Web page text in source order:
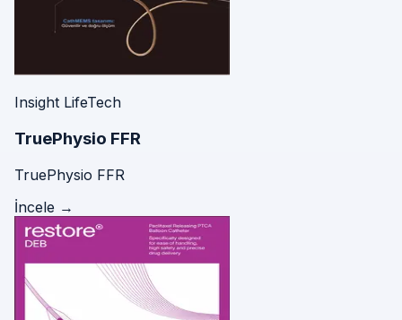
Insight LifeTech
TruePhysio FFR
TruePhysio FFR
İncele →